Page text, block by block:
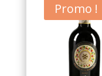
Promo !